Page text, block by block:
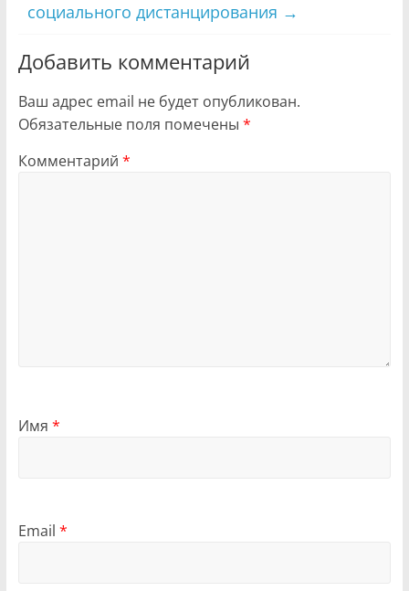
социального дистанцирования →
Добавить комментарий
Ваш адрес email не будет опубликован.
Обязательные поля помечены *
Комментарий *
Имя *
Email *